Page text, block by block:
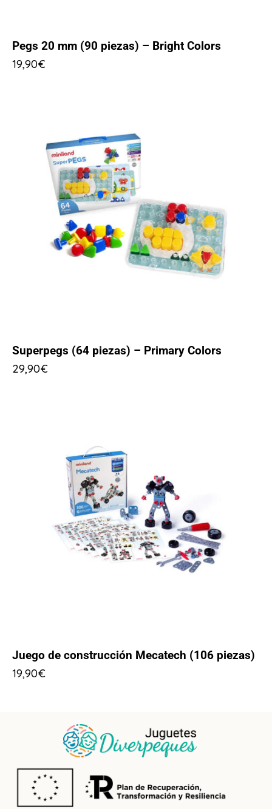
Pegs 20 mm (90 piezas) – Bright Colors
19,90€
Superpegs (64 piezas) – Primary Colors
29,90€
Juego de construcción Mecatech (106 piezas)
19,90€